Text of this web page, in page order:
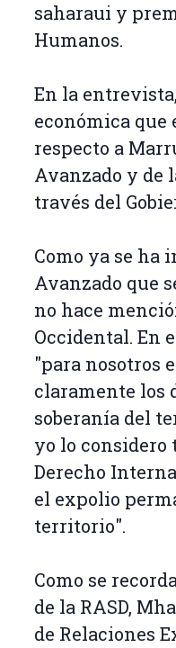
saharaui y
Humanos.
En la
económica que
respecto a
Avanzado y de
través del
Como ya se ha
Avanzado que
no hace
Occidental. En
"para nosotros
claramente los
soberanía del
yo lo considero
Derecho
el expolio
territorio".
Como se
de la RASD,
de Relaciones